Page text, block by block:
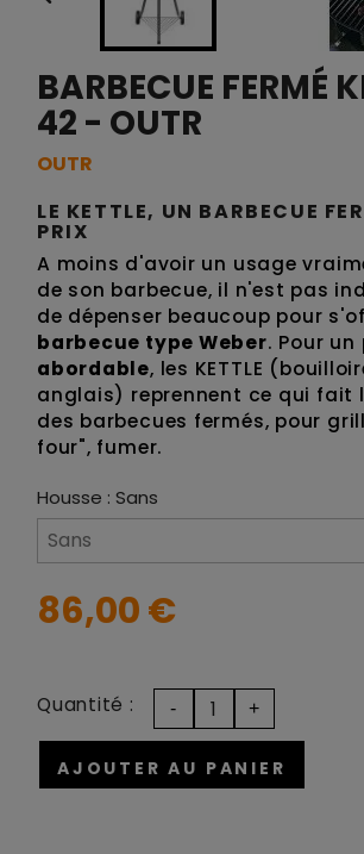
BARBECUE FERMÉ
42 - OUTR
OUTR
LE KETTLE, UN BARBECUE
PRIX
A moins d'avoir un usage
de son barbecue, il n'est pas
de dépenser beaucoup pour
barbecue type Weber. Pour un
abordable, les KETTLE
anglais) reprennent ce qui fait
des barbecues fermés, pour
four", fumer.
Housse : Sans
86,00 €
AJOUTER AU PANIER
Quantité :